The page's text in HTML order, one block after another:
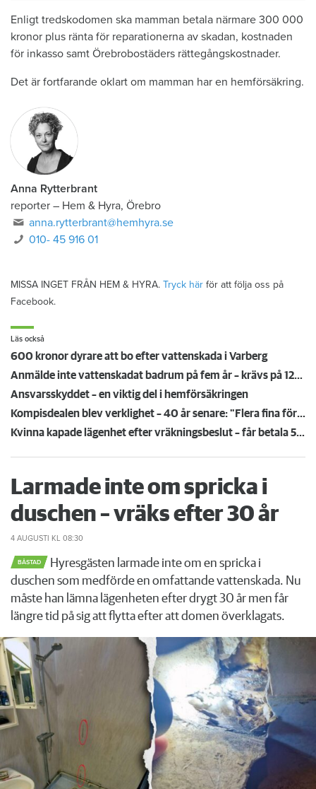
Enligt tredskodomen ska mamman betala närmare 300 000
kronor plus ränta för reparationerna av skadan, kostnaden
för inkasso samt Örebrobostäders rättegångskostnader.
Det är fortfarande oklart om mamman har en hemförsäkring.
Anna Rytterbrant
reporter – Hem & Hyra, Örebro
anna.rytterbrant@hemhyra.se
010- 45 916 01
MISSA INGET FRÅN HEM & HYRA. Tryck här för att följa oss på
Facebook.
Läs också
600 kronor dyrare att bo efter vattenskada i Varberg
Anmälde inte vattenskadat badrum på fem år – krävs på 125 000 kronor
Ansvarsskyddet – en viktig del i hemförsäkringen
Kompisdealen blev verklighet – 40 år senare: "Flera fina fördelar med att dela bostad"
Kvinna kapade lägenhet efter vräkningsbeslut – får betala 50 000
Larmade inte om spricka i
duschen – vräks efter 30 år
4 AUGUSTI KL 08:30
BÅSTAD
Hyresgästen larmade inte om en spricka i
duschen som medförde en omfattande vattenskada. Nu
måste han lämna lägenheten efter drygt 30 år men får
längre tid på sig att flytta efter att domen överklagats.